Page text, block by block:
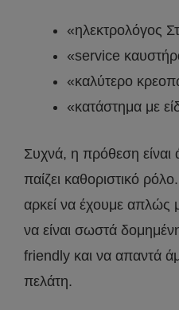
«ηλεκτρολόγος
«service
«καλύτερο
«κατάστημα με
Συχνά, η πρόθεση είναι
παίζει καθοριστικό
αρκεί να έχουμε απλώς
να είναι σωστά
friendly και να απαντά
πελάτη.